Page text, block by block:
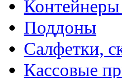
Поддоны
Салфетки,
Кассовые